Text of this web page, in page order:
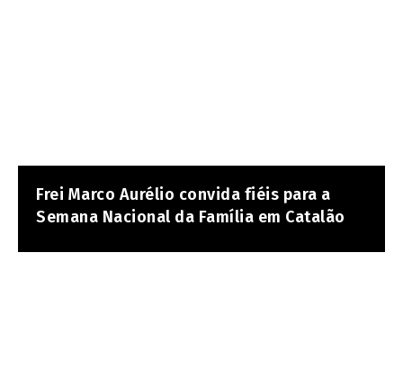
Frei Marco Aurélio convida fiéis para a
Semana Nacional da Família em Catalão